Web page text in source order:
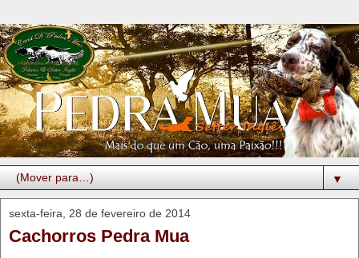
▼
sexta-feira, 28 de fevereiro de 2014
Cachorros Pedra Mua